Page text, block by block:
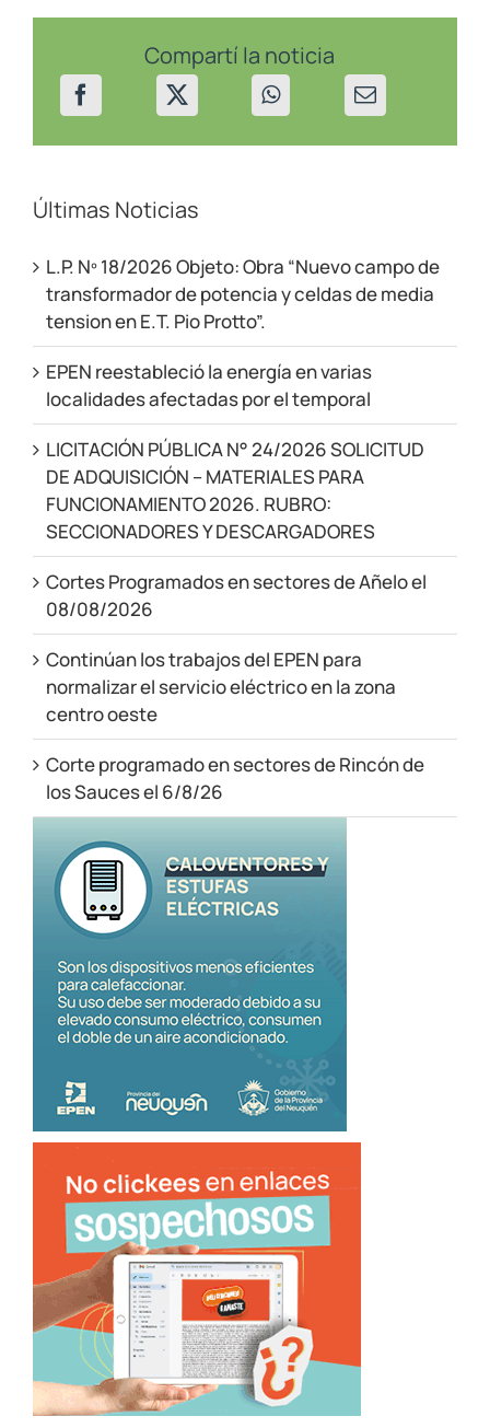
Compartí la noticia
Últimas Noticias
L.P. Nº 18/2026 Objeto: Obra “Nuevo campo de
transformador de potencia y celdas de media
tension en E.T. Pio Protto”.
EPEN reestableció la energía en varias
localidades afectadas por el temporal
LICITACIÓN PÚBLICA N° 24/2026 SOLICITUD
DE ADQUISICIÓN – MATERIALES PARA
FUNCIONAMIENTO 2026. RUBRO:
SECCIONADORES Y DESCARGADORES
Cortes Programados en sectores de Añelo el
08/08/2026
Continúan los trabajos del EPEN para
normalizar el servicio eléctrico en la zona
centro oeste
Corte programado en sectores de Rincón de
los Sauces el 6/8/26